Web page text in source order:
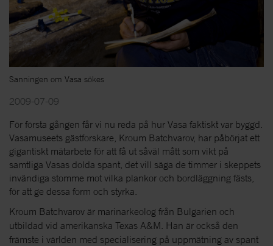
Sanningen om Vasa sökes
2009-07-09
För första gången får vi nu reda på hur Vasa faktiskt var byggd.
Vasamuseets gästforskare, Kroum Batchvarov, har påbörjat ett
gigantiskt mätarbete för att få ut såväl mått som vikt på
samtliga Vasas dolda spant, det vill säga de timmer i skeppets
invändiga stomme mot vilka plankor och bordläggning fästs,
för att ge dessa form och styrka.
Kroum Batchvarov är marinarkeolog från Bulgarien och
utbildad vid amerikanska Texas A&M. Han är också den
främste i världen med specialisering på uppmätning av spant